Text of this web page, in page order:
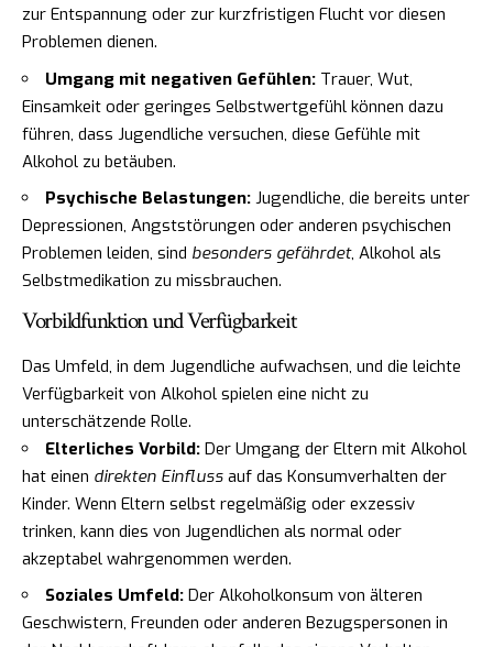
zur Entspannung oder zur kurzfristigen Flucht vor diesen
Problemen dienen.
Umgang mit negativen Gefühlen: Trauer, Wut,
Einsamkeit oder geringes Selbstwertgefühl können dazu
führen, dass Jugendliche versuchen, diese Gefühle mit
Alkohol zu betäuben.
Psychische Belastungen: Jugendliche, die bereits unter
Depressionen, Angststörungen oder anderen psychischen
Problemen leiden, sind besonders gefährdet, Alkohol als
Selbstmedikation zu missbrauchen.
Vorbildfunktion und Verfügbarkeit
Das Umfeld, in dem Jugendliche aufwachsen, und die leichte
Verfügbarkeit von Alkohol spielen eine nicht zu
unterschätzende Rolle.
Elterliches Vorbild: Der Umgang der Eltern mit Alkohol
hat einen direkten Einfluss auf das Konsumverhalten der
Kinder. Wenn Eltern selbst regelmäßig oder exzessiv
trinken, kann dies von Jugendlichen als normal oder
akzeptabel wahrgenommen werden.
Soziales Umfeld: Der Alkoholkonsum von älteren
Geschwistern, Freunden oder anderen Bezugspersonen in